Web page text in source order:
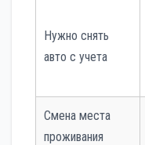
Нужно снять
авто с учета
Смена места
проживания